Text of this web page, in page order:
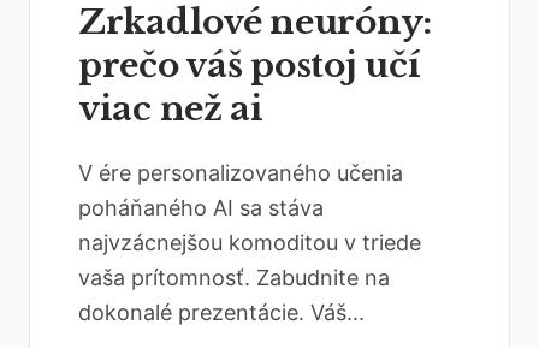
Zrkadlové neuróny:
prečo váš postoj učí
viac než ai
V ére personalizovaného učenia
poháňaného AI sa stáva
najvzácnejšou komoditou v triede
vaša prítomnosť. Zabudnite na
dokonalé prezentácie. Váš...